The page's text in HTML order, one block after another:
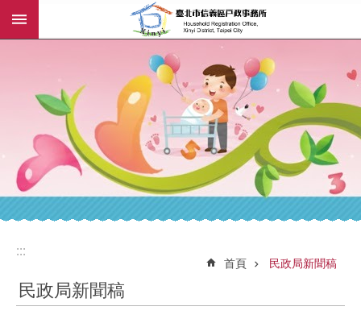
跳到主要內容區塊
:::
:::
首頁 民政局新聞稿
民政局新聞稿